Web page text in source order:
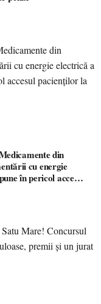
din
cu energie
în pericol accesul